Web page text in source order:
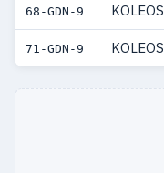
68-GDN-9 KOLEOS
71-GDN-9 KOLEOS